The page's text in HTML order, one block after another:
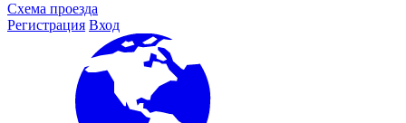
Схема проезда
Регистрация Вход